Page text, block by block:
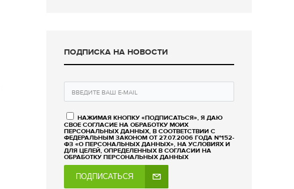
ПОДПИСКА НА НОВОСТИ
НАЖИМАЯ КНОПКУ «ПОДПИСАТЬСЯ», Я ДАЮ
СВОЕ СОГЛАСИЕ НА ОБРАБОТКУ МОИХ
ПЕРСОНАЛЬНЫХ ДАННЫХ, В СООТВЕТСТВИИ С
ФЕДЕРАЛЬНЫМ ЗАКОНОМ ОТ 27.07.2006 ГОДА №152-
ФЗ «О ПЕРСОНАЛЬНЫХ ДАННЫХ», НА УСЛОВИЯХ И
ДЛЯ ЦЕЛЕЙ, ОПРЕДЕЛЕННЫХ В СОГЛАСИИ НА
ОБРАБОТКУ ПЕРСОНАЛЬНЫХ ДАННЫХ
ПОДПИСАТЬСЯ